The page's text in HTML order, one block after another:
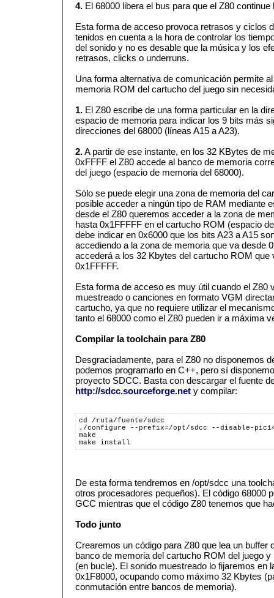
4. El 68000 libera el bus para que el Z80
Esta forma de acceso provoca retrasos y ciclos
tenidos en cuenta a la hora de controlar los
del sonido y no es desable que la música y los
retrasos, clicks o underruns.
Una forma alternativa de comunicación permite
memoria ROM del cartucho del juego sin
1. El Z80 escribe de una forma particular en la
espacio de memoria para indicar los 9 bits más
direcciones del 68000 (líneas A15 a A23).
2.A partir de ese instante, en los 32 KBytes de
0xFFFF el Z80 accede al banco de memoria
del juego (espacio de memoria del 68000).
Sólo se puede elegir una zona de memoria del
posible acceder a ningún tipo de RAM mediante
desde el Z80 queremos acceder a la zona de
hasta 0x1FFFFF en el cartucho ROM (espacio
debe indicar en 0x6000 que los bits A23 a A15
accediendo a la zona de memoria que va desde
accederá a los 32 Kbytes del cartucho ROM que
0x1FFFFF.
Esta forma de acceso es muy útil cuando el Z80
muestreado o canciones en formato VGM
cartucho, ya que no requiere utilizar el
tanto el 68000 como el Z80 pueden ir a máxima
Compilar la toolchain para Z80
Desgraciadamente, para el Z80 no disponemos
podemos programarlo en C++, pero sí
proyecto SDCC. Basta con descargar el fuente
http://sdcc.sourceforge.net y compilar:
cd /ruta/fuente/sdcc
./configure --prefix=/opt/sdcc --disable-
make
make install
De esta forma tendremos en /opt/sdcc una
otros procesadores pequeños). El código 68000
GCC mientras que el código Z80 tenemos que
Todo junto
Crearemos un código para Z80 que lea un buffer
banco de memoria del cartucho ROM del juego
(en bucle). El sonido muestreado lo fijaremos en
0x1F8000, ocupando como máximo 32 Kbytes
conmutación entre bancos de memoria).